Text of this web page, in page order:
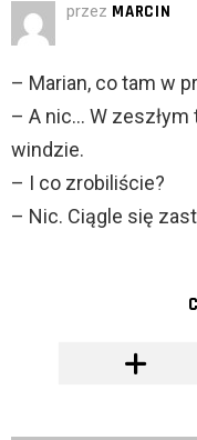
przez MARCIN
– Marian, co tam w
– A nic… W
windzie.
– I co zrobiliście?
– Nic. Ciągle się